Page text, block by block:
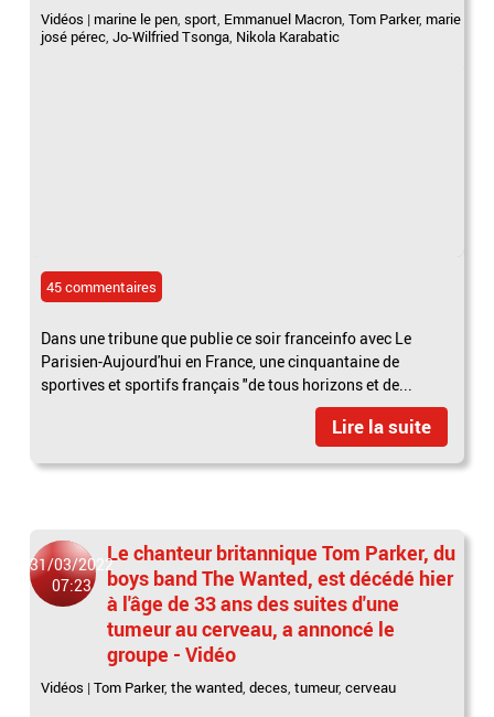
Vidéos | marine le pen,sport, Emmanuel Macron,Tom Parker, marie
josé pérec,Jo-Wilfried Tsonga, Nikola Karabatic
45 commentaires
Dans une tribune que publie ce soir franceinfo avec Le
Parisien-Aujourd'hui en France, une cinquantaine de
sportives et sportifs français "de tous horizons et de...
Lire la suite
31/03/2022
07:23
Le chanteur britannique Tom Parker, du
boys band The Wanted, est décédé hier
à l'âge de 33 ans des suites d'une
tumeur au cerveau, a annoncé le
groupe - Vidéo
Vidéos |Tom Parker,the wanted,deces,tumeur,cerveau